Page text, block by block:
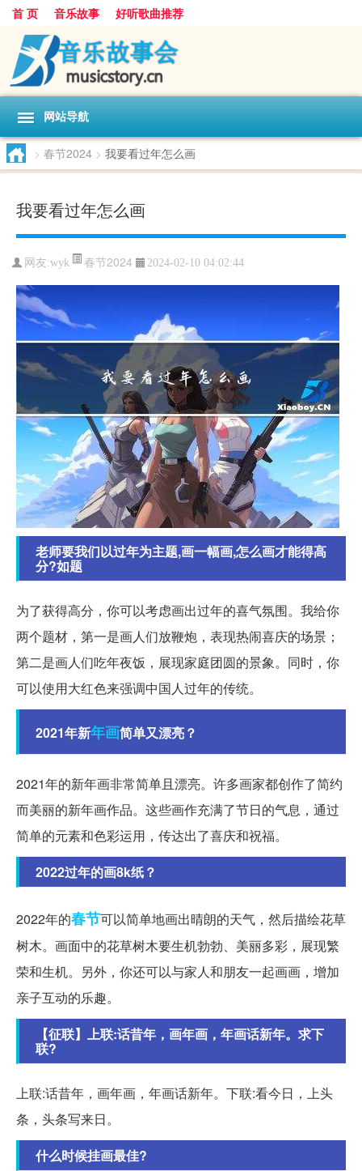
首 页 音乐故事 好听歌曲推荐
网站导航
> 春节2024 > 我要看过年怎么画
我要看过年怎么画
网友:wyk 春节2024 2024-02-10 04:02:44
老师要我们以过年为主题,画一幅画,怎么画才能得高
分?如题
为了获得高分，你可以考虑画出过年的喜气氛围。我给你
两个题材，第一是画人们放鞭炮，表现热闹喜庆的场景；
第二是画人们吃年夜饭，展现家庭团圆的景象。同时，你
可以使用大红色来强调中国人过年的传统。
2021年新年画简单又漂亮？
2021年的新年画非常简单且漂亮。许多画家都创作了简约
而美丽的新年画作品。这些画作充满了节日的气息，通过
简单的元素和色彩运用，传达出了喜庆和祝福。
2022过年的画8k纸？
2022年的春节可以简单地画出晴朗的天气，然后描绘花草
树木。画面中的花草树木要生机勃勃、美丽多彩，展现繁
荣和生机。另外，你还可以与家人和朋友一起画画，增加
亲子互动的乐趣。
【征联】上联:话昔年，画年画，年画话新年。求下
联?
上联:话昔年，画年画，年画话新年。下联:看今日，上头
条，头条写来日。
什么时候挂画最佳?